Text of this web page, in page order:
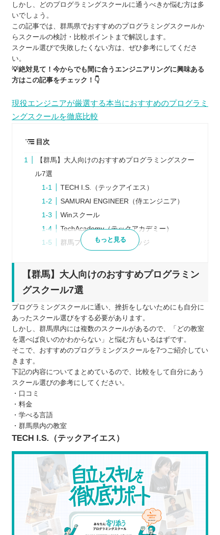
しかし、どのプログラミングスクールに通うべきか悩む方は多
いでしょう。
この記事では、群馬県でおすすめのプログラミングスクールか
らスクールの検討・比較ポイントまで解説します。
スクール選びで失敗したくない方は、ぜひ参考にしてくださ
い。
💡絶対見て！今からでも間に合うエンジニアリングに興味ある
方はこの記事をチェック！👇
現役エンジニアが厳選する本当におすすめのプログラミ
ングスクールを徹底比較
目次
【群馬】大人向けのおすすめプログラミングスクー
ル7選
TECH I.S.（テックアイエス）
SAMURAI ENGINEER（侍エンジニア）
Winスクール
TechAcademy（テックアカデミー）
群馬プログラミングカレッジ
CodeCamp（コードキャンプ）
イント
なぜ学習するのか目的を明確にする
学ぶために確保できる予算や時間を明確に
する
通学とオンラインのどちらが自分にあって
無料カウンセリングで気になる点を質問す
プログラミングスクールを比較するときの5つのポ
イント
学習に要する期間はどのくらいか
どのような授業形式か
カリキュラムの内容はどのくらい充実して
いるか
口コミや評判はどうか
プログラミングスクールに通う5つのメリット
もっと見る
【群馬】大人向けのおすすめプログラミン
グスクール7選
プログラミングスクールに通い、挫折をしないためにも自分に
あったスクール選びをする必要があります。
しかし、群馬県内には複数のスクールがあるので、「どの教室
を選べば良いのかわからない」と悩む方もいるはずです。
そこで、おすすめのプログラミングスクールを7つご紹介してい
きます。
下記の内容についてまとめているので、比較をして自分にあう
スクール選びの参考にしてください。
・口コミ
・料金
・学べる言語
・群馬県内の教室
TECH I.S.（テックアイエス）